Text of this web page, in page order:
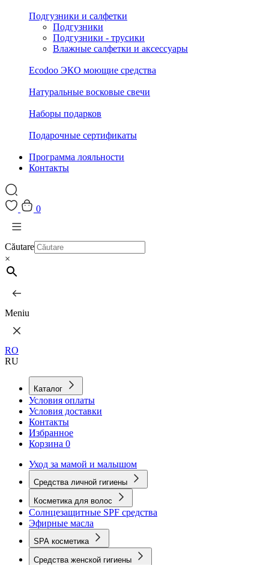
Подгузники и салфетки
Подгузники
Подгузники - трусики
Влажные салфетки и аксессуары
Ecodoo ЭКО моющие средства
Натуральные восковые свечи
Наборы подарков
Подарочные сертификаты
Программа лояльности
Контакты
0
Căutare
×
Meniu
RO
RU
Каталог
Условия оплаты
Условия доставки
Контакты
Избранное
Корзина 0
Уход за мамой и малышом
Средства личной гигиены
Косметика для волос
Солнцезащитные SPF средства
Эфирные масла
SPA косметика
Средства женской гигиены